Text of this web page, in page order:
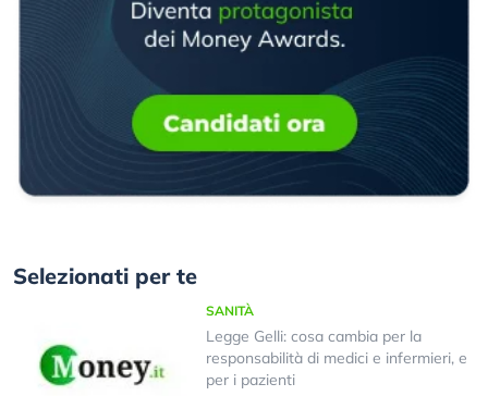
Selezionati per te
SANITÀ
Legge Gelli: cosa cambia per la
responsabilità di medici e infermieri, e
per i pazienti